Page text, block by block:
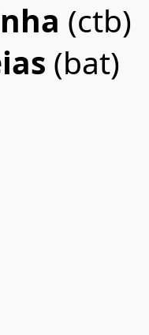
(ctb)
(bat)